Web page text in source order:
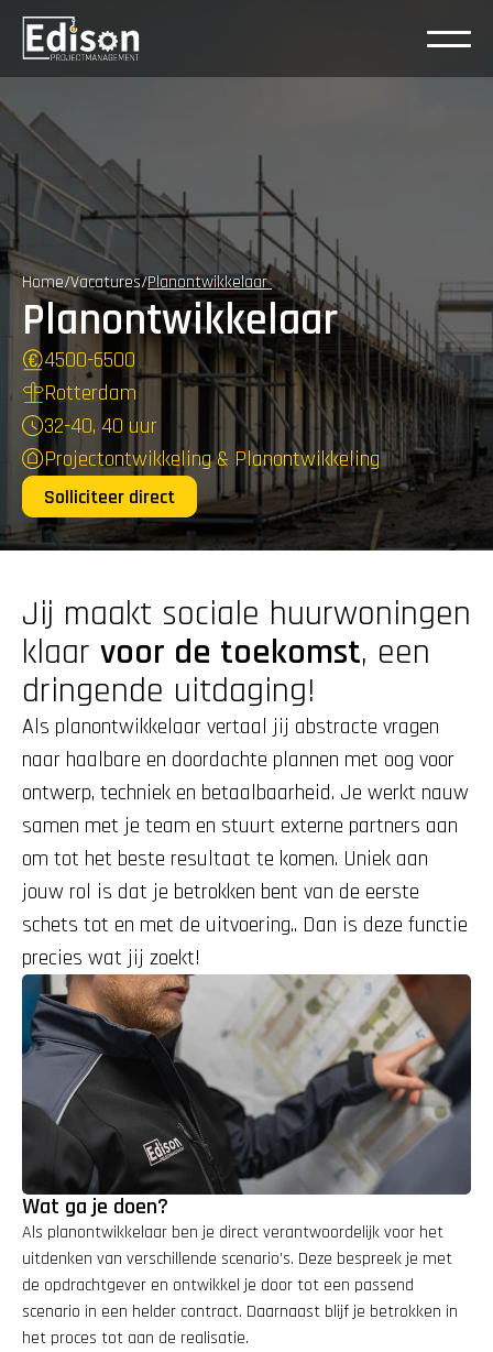
Home/Vacatures/Planontwikkelaar
Planontwikkelaar
4500-6500
Rotterdam
32-40, 40 uur
Projectontwikkeling & Planontwikkeling
Solliciteer direct
Jij maakt sociale huurwoningen
klaar voor de toekomst, een
dringende uitdaging!
Als planontwikkelaar vertaal jij abstracte vragen
naar haalbare en doordachte plannen met oog voor
ontwerp, techniek en betaalbaarheid. Je werkt nauw
samen met je team en stuurt externe partners aan
om tot het beste resultaat te komen. Uniek aan
jouw rol is dat je betrokken bent van de eerste
schets tot en met de uitvoering.. Dan is deze functie
precies wat jij zoekt!
Wat ga je doen?
Als planontwikkelaar ben je direct verantwoordelijk voor het
uitdenken van verschillende scenario’s. Deze bespreek je met
de opdrachtgever en ontwikkel je door tot een passend
scenario in een helder contract. Daarnaast blijf je betrokken in
het proces tot aan de realisatie.